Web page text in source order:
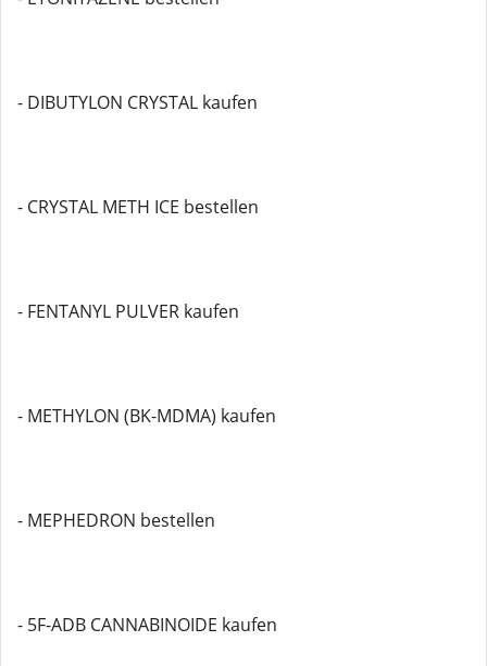
- DIBUTYLON CRYSTAL kaufen
- CRYSTAL METH ICE bestellen
- FENTANYL PULVER kaufen
- METHYLON (BK-MDMA) kaufen
- MEPHEDRON bestellen
- 5F-ADB CANNABINOIDE kaufen